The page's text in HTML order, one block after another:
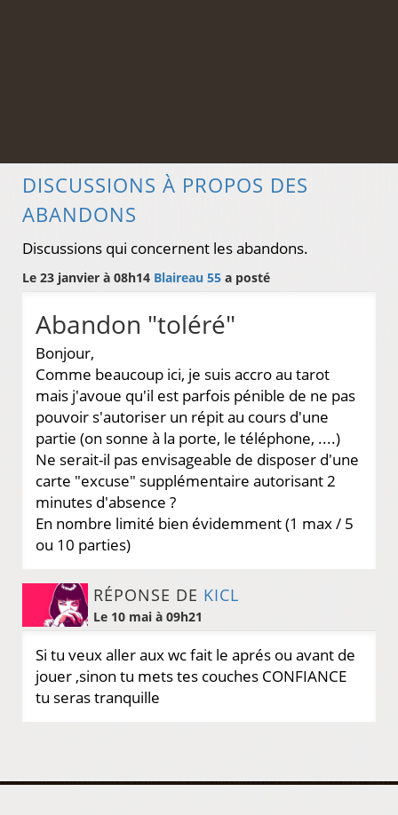
DISCUSSIONS À PROPOS DES
ABANDONS
Discussions qui concernent les abandons.
Le 23 janvier à 08h14 Blaireau 55 a posté
Abandon "toléré"
Bonjour,
Comme beaucoup ici, je suis accro au tarot
mais j'avoue qu'il est parfois pénible de ne pas
pouvoir s'autoriser un répit au cours d'une
partie (on sonne à la porte, le téléphone, ....)
Ne serait-il pas envisageable de disposer d'une
carte "excuse" supplémentaire autorisant 2
minutes d'absence ?
En nombre limité bien évidemment (1 max / 5
ou 10 parties)
RÉPONSE DE KICL
Le 10 mai à 09h21
Si tu veux aller aux wc fait le aprés ou avant de
jouer ,sinon tu mets tes couches CONFIANCE
tu seras tranquille